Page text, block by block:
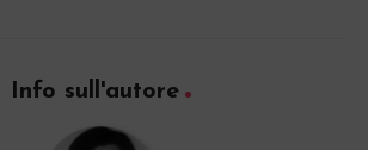
Info sull'autore